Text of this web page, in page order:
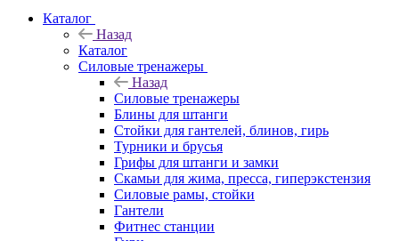
Каталог
Назад
Каталог
Силовые тренажеры
Назад
Силовые тренажеры
Блины для штанги
Стойки для гантелей, блинов, гирь
Турники и брусья
Грифы для штанги и замки
Скамьи для жима, пресса, гиперэкстензия
Силовые рамы, стойки
Гантели
Фитнес станции